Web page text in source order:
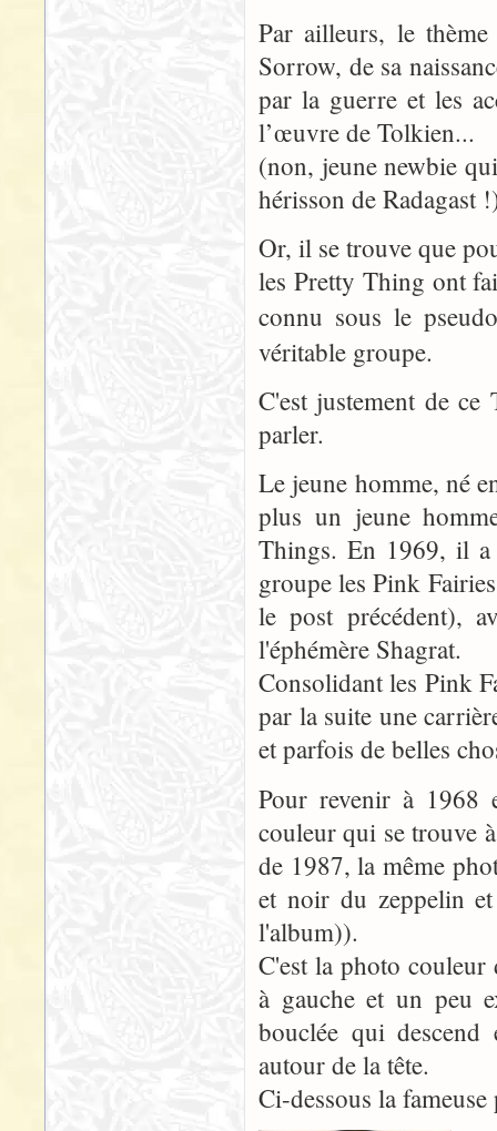
Par ailleurs, le
Sorrow, de sa
par la guerre et les
l’œuvre de Tolkien...
(non, jeune newbie
hérisson de Radagast
Or, il se trouve que
les Pretty Thing ont
connu sous le
véritable groupe.
C'est justement de
parler.
Le jeune homme, né
plus un jeune
Things. En 1969, il a
groupe les Pink
le post précédent),
l'éphémère Shagrat.
Consolidant les Pink
par la suite une
et parfois de belles
Pour revenir à
couleur qui se trouve
de 1987, la même
et noir du zeppelin
l'album)).
C'est la photo
à gauche et un peu
bouclée qui descend
autour de la tête.
Ci-dessous la